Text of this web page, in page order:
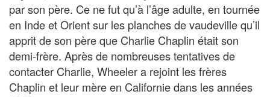
par son père. Ce ne fut qu’à l’âge adulte, en tournée
en Inde et Orient sur les planches de vaudeville qu’il
apprit de son père que Charlie Chaplin était son
demi-frère. Après de nombreuses tentatives de
contacter Charlie, Wheeler a rejoint les frères
Chaplin et leur mère en Californie dans les années